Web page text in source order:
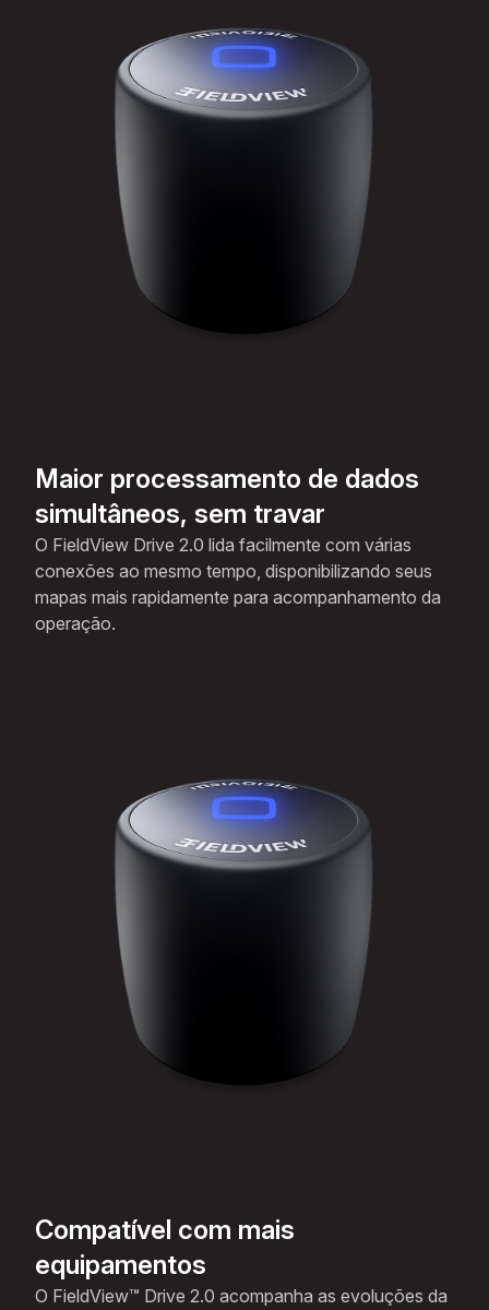
Maior processamento de dados
simultâneos, sem travar
O FieldView Drive 2.0 lida facilmente com várias
conexões ao mesmo tempo, disponibilizando seus
mapas mais rapidamente para acompanhamento da
operação.
Compatível com mais
equipamentos
O FieldView™ Drive 2.0 acompanha as evoluções da